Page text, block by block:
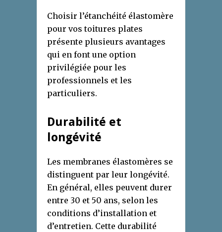
Choisir l’étanchéité élastomère
pour vos toitures plates
présente plusieurs avantages
qui en font une option
privilégiée pour les
professionnels et les
particuliers.
Durabilité et
longévité
Les membranes élastomères se
distinguent par leur longévité.
En général, elles peuvent durer
entre 30 et 50 ans, selon les
conditions d’installation et
d’entretien. Cette durabilité